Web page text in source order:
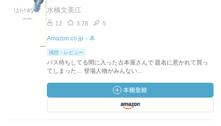
水橋文美江
12 3.78 5
Amazon.co.jp・本
感想・レビュー
バス待ちしてる間に入った古本屋さんで 題名に惹かれて買っ
てしまった… 登場人物がみんない...